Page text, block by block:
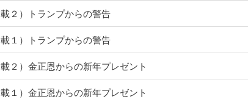
載２）トランプからの警告
載１）トランプからの警告
載２）金正恩からの新年プレゼント
載１）金正恩からの新年プレゼント